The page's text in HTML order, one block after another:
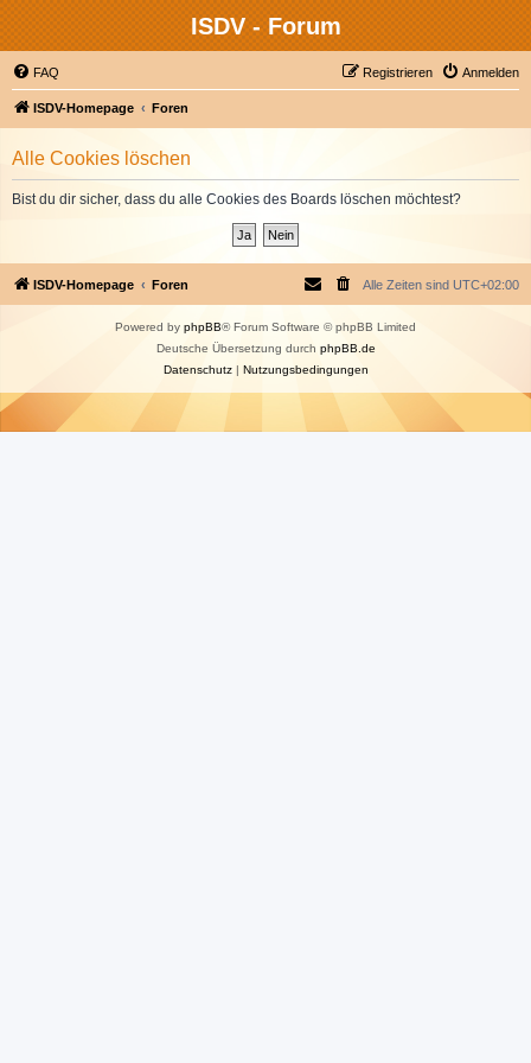
ISDV - Forum
FAQ Anmelden
Registrieren
ISDV-Homepage Foren
Alle Cookies löschen
Bist du dir sicher, dass du alle Cookies des Boards löschen möchtest?
ISDV-Homepage Foren Alle Zeiten sind UTC+02:00
Powered by phpBB® Forum Software © phpBB Limited
Deutsche Übersetzung durch phpBB.de
Datenschutz| Nutzungsbedingungen